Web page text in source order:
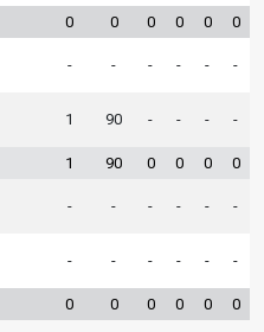
0 0 0 0 0 0
- - - - - -
1 90 - - - -
1 90 0 0 0 0
- - - - - -
- - - - - -
0 0 0 0 0 0